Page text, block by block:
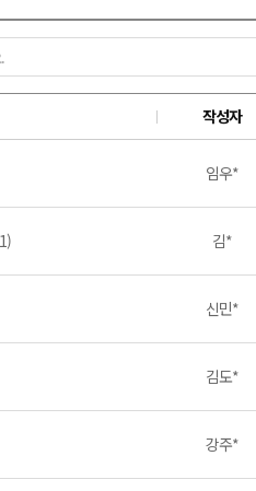
작성자
임우*
김*
신민*
김도*
강주*